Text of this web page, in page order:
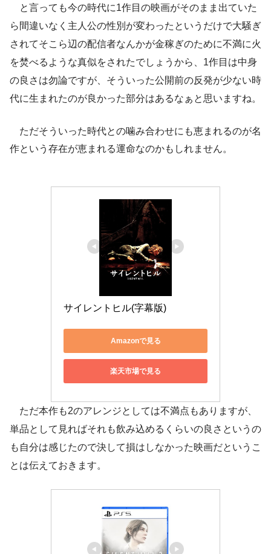
と言っても今の時代に1作目の映画がそのまま出ていた
ら間違いなく主人公の性別が変わったというだけで大騒ぎ
されてそこら辺の配信者なんかが金稼ぎのために不満に火
を焚べるような真似をされたでしょうから、1作目は中身
の良さは勿論ですが、そういった公開前の反発が少ない時
代に生まれたのが良かった部分はあるなぁと思いますね。
ただそういった時代との噛み合わせにも恵まれるのが名
作という存在が恵まれる運命なのかもしれません。
サイレントヒル(字幕版)
Amazonで見る
楽天市場で見る
ただ本作も2のアレンジとしては不満点もありますが、
単品として見ればそれも飲み込めるくらいの良さというの
も自分は感じたので決して損はしなかった映画だというこ
とは伝えておきます。